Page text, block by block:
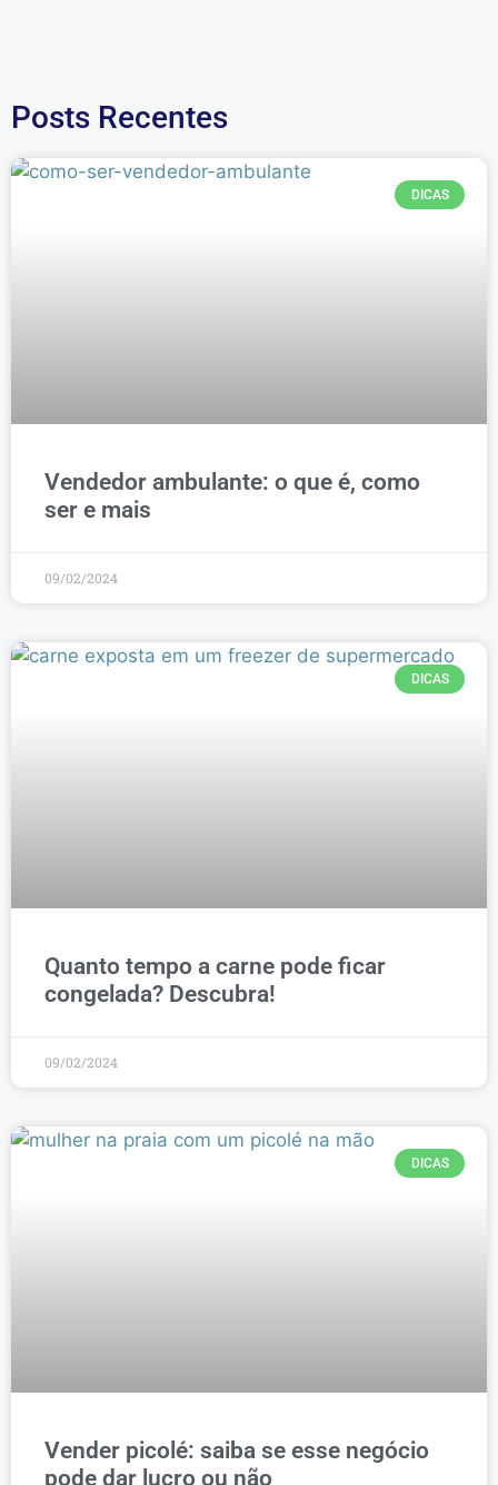
Posts Recentes
DICAS
Vendedor ambulante: o que é, como
ser e mais
09/02/2024
DICAS
Quanto tempo a carne pode ficar
congelada? Descubra!
09/02/2024
DICAS
Vender picolé: saiba se esse negócio
pode dar lucro ou não